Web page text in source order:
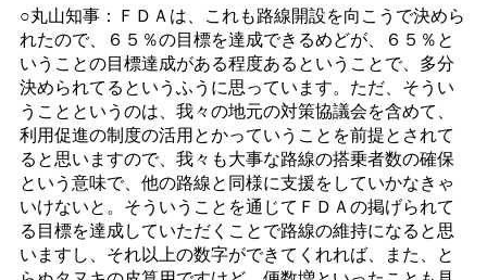
○丸山知事：ＦＤＡは、これも路線開設を向こうで決めら
れたので、６５％の目標を達成できるめどが、６５％と
いうことの目標達成がある程度あるということで、多分
決められてるというふうに思っています。ただ、そうい
うことというのは、我々の地元の対策協議会を含めて、
利用促進の制度の活用とかっていうことを前提とされて
ると思いますので、我々も大事な路線の搭乗者数の確保
という意味で、他の路線と同様に支援をしていかなきゃ
いけないと。そういうことを通じてＦＤＡの掲げられて
る目標を達成していただくことで路線の維持になると思
いますし、それ以上の数字ができてくれれば、また、と